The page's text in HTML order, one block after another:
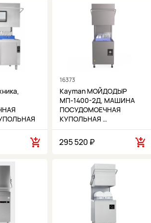
16373
Kayman МОЙДОДЫР
МП-1400-2Д, МАШИНА
ПОСУДОМОЕЧНАЯ
КУПОЛЬНАЯ …
295 520 ₽